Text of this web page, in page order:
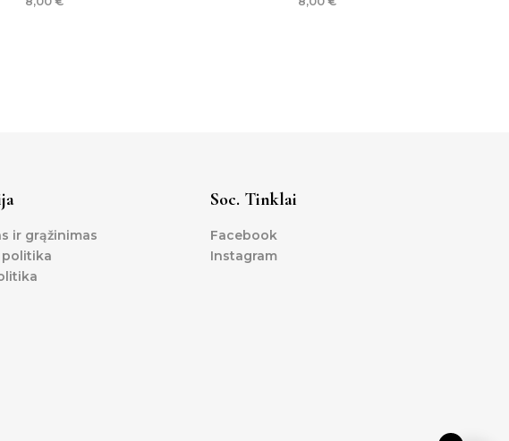
ir grąžinimas
politika
Soc. Tinklai
Facebook
Instagram